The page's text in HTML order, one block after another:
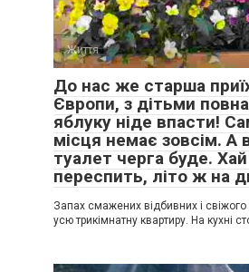
Життя
До нас же старша
Європи, з дітьми
яблуку ніде впасти!
місця немає зовсім. А
туалет черга буде.
переспить, літо ж на
Запах смажених відбивних і
усю трикімнатну квартиру. На кухні